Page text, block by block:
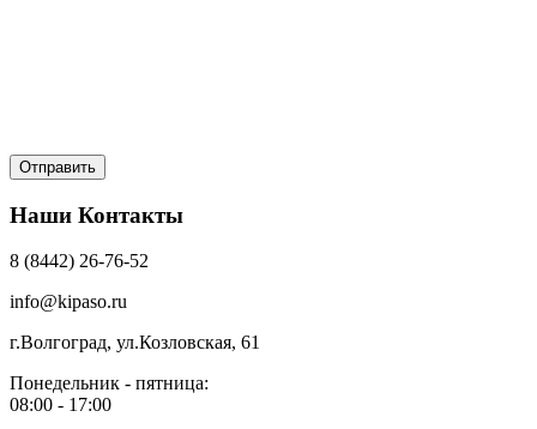
Наши Контакты
8 (8442) 26-76-52
info@kipaso.ru
г.Волгоград, ул.Козловская, 61
Понедельник - пятница:
08:00 - 17:00